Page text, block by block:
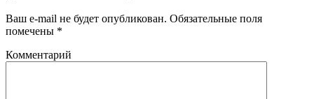
Ваш e-mail не будет опубликован. Обязательные поля
помечены *
Комментарий